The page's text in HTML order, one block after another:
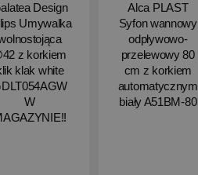
Design
Umywalka
z korkiem
klak white
W
Alca PLAST
Syfon wannowy
odpływowo-
przelewowy 80
cm z korkiem
automatycznym
biały A51BM-80